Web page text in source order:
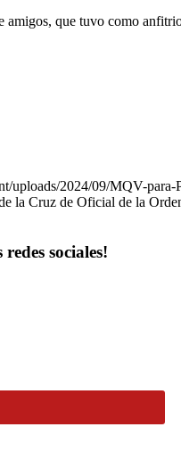
amigos, que tuvo como
uploads/2024/09/MQV-para-
la Cruz de Oficial de la
redes sociales!